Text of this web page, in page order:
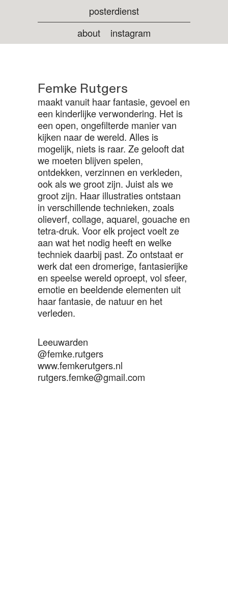
posterdienst
about
instagram
Femke Rutgers
maakt vanuit haar fantasie, gevoel en
een kinderlijke verwondering. Het is
een open, ongefilterde manier van
kijken naar de wereld. Alles is
mogelijk, niets is raar. Ze gelooft dat
we moeten blijven spelen,
ontdekken, verzinnen en verkleden,
ook als we groot zijn. Juist als we
groot zijn. Haar illustraties ontstaan
in verschillende technieken, zoals
olieverf, collage, aquarel, gouache en
tetra-druk. Voor elk project voelt ze
aan wat het nodig heeft en welke
techniek daarbij past. Zo ontstaat er
werk dat een dromerige, fantasierijke
en speelse wereld oproept, vol sfeer,
emotie en beeldende elementen uit
haar fantasie, de natuur en het
verleden.
Leeuwarden
@femke.rutgers
www.femkerutgers.nl
rutgers.femke@gmail.com